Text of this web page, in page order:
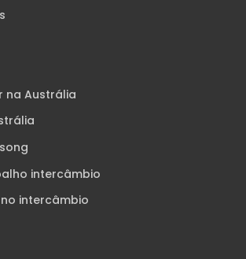
na Austrália
intercâmbio
intercâmbio